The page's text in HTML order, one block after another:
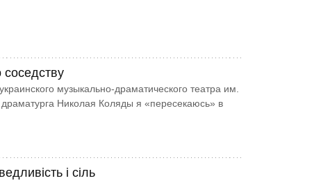
музыкально-драматического театра им.
Николая Коляды я «пересекаюсь» в
і сіль